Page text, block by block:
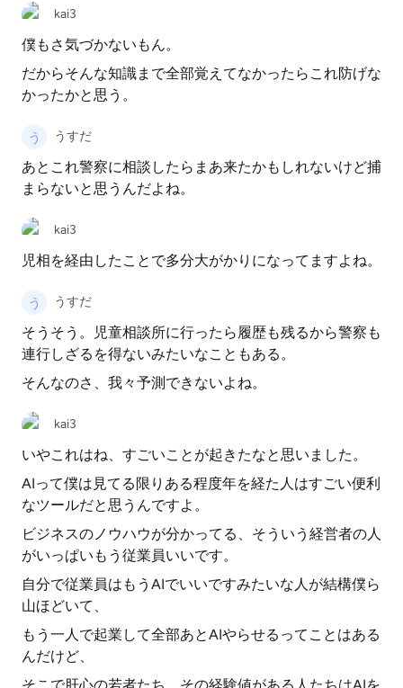
kai3
僕もさ気づかないもん。
だからそんな知識まで全部覚えてなかったらこれ防げな
かったかと思う。
うすだ
あとこれ警察に相談したらまあ来たかもしれないけど捕
まらないと思うんだよね。
kai3
児相を経由したことで多分大がかりになってますよね。
うすだ
そうそう。児童相談所に行ったら履歴も残るから警察も
連行しざるを得ないみたいなこともある。
そんなのさ、我々予測できないよね。
kai3
いやこれはね、すごいことが起きたなと思いました。
AIって僕は見てる限りある程度年を経た人はすごい便利
なツールだと思うんですよ。
ビジネスのノウハウが分かってる、そういう経営者の人
がいっぱいもう従業員いいです。
自分で従業員はもうAIでいいですみたいな人が結構僕ら
山ほどいて、
もう一人で起業して全部あとAIやらせるってことはある
んだけど、